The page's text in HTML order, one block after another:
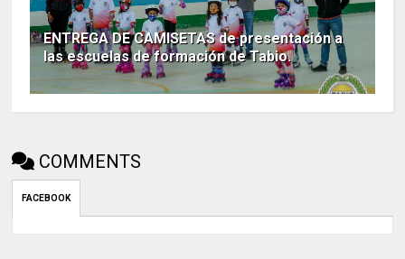
ENTREGA DE CAMISETAS de presentación a
las escuelas de formación de Tabio.
COMMENTS
FACEBOOK